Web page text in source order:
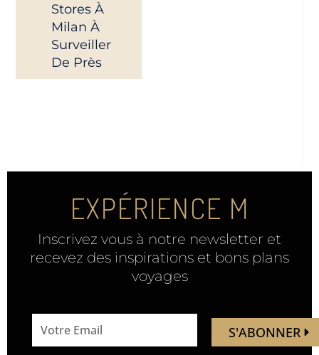
Stores À
Milan À
Surveiller
De Près
EXPÉRIENCE M
Inscrivez vous à notre newsletter et
recevez des inspirations et bons plans
voyages
address
S'ABONNER